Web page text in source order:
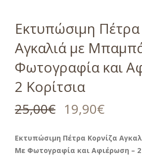
Εκτυπώσιμη
Αγκαλιά με
Φωτογραφία και
2 Κορίτσια
25,00€ 19,90€
Εκτυπώσιμη Πέτρα Κορνίζα
Με Φωτογραφία και Αφιέρωση – 2